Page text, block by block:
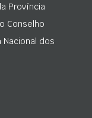
Província
Conselho
Nacional dos